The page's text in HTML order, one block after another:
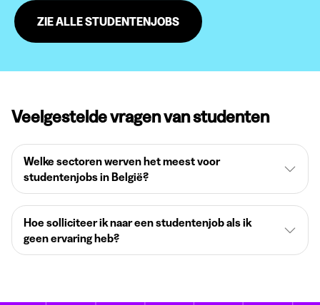
ZIE ALLE STUDENTENJOBS
Veelgestelde vragen van studenten
Welke sectoren werven het meest voor
studentenjobs in België?
Hoe solliciteer ik naar een studentenjob als ik
geen ervaring heb?